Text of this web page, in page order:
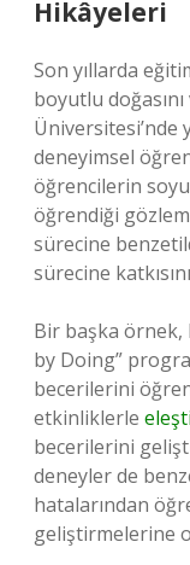
Hikâyeleri
Son yıllarda
boyutlu
Üniversitesi’nde
deneyimsel
öğrencilerin soyut
öğrendiği
sürecine
sürecine
Bir başka örnek,
by Doing”
becerilerini
etkinliklerle
becerilerini
deneyler de
hatalarından
geliştirmelerine